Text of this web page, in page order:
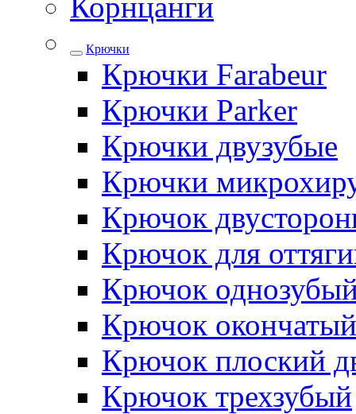
Крючки
Крючки Farabeur
Крючки Parker
Крючки двузубые
Крючки
Крючок
Крючок для
Крючок
Крючок окончатый
Крючок плоский
Крючок трехзубый